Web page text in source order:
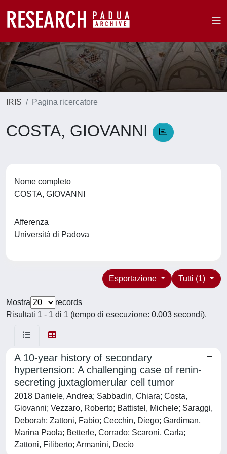
IRIS Pagina ricercatore
COSTA, GIOVANNI
Nome completo
COSTA, GIOVANNI
Afferenza
Università di Padova
Tutti (1)
Esportazione
Mostra
records
Risultati 1 - 1 di 1 (tempo di esecuzione: 0.003 secondi).
A 10-year history of secondary
hypertension: A challenging case of renin-
secreting juxtaglomerular cell tumor
2018 Daniele, Andrea; Sabbadin, Chiara; Costa,
Giovanni; Vezzaro, Roberto; Battistel, Michele; Saraggi,
Deborah; Zattoni, Fabio; Cecchin, Diego; Gardiman,
Marina Paola; Betterle, Corrado; Scaroni, Carla;
Zattoni, Filiberto; Armanini, Decio